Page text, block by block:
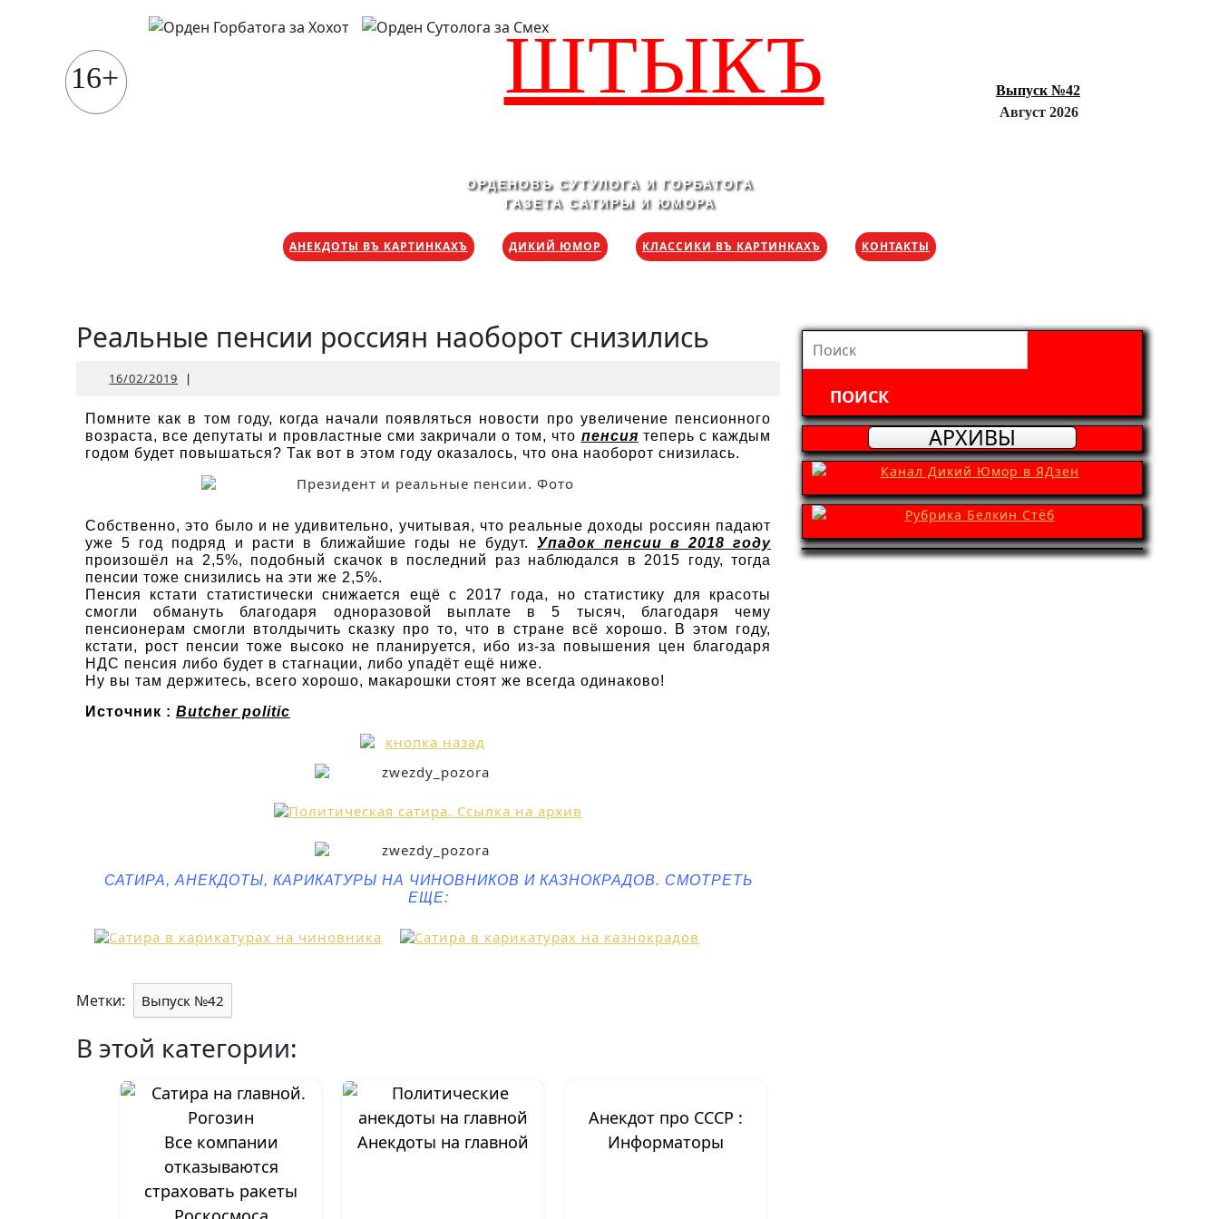
содержимому
16+ ШТЫКЪ
Выпуск №42
Август 2026
ОРДЕНОВЪ СУТУЛОГА И ГОРБАТОГА
ГАЗЕТА САТИРЫ И ЮМОРА
АНЕКДОТЫ ВЪ КАРТИНКАХЪ ДИКИЙ ЮМОР КЛАССИКИ ВЪ КАРТИНКАХЪ КОНТАКТЫ
Реальные пенсии россиян наоборот снизились
16/02/2019 16/02/2019
|
Помните как в том году, когда начали появляться новости про увеличение пенсионного
возраста, все депутаты и провластные сми закричали о том, что пенсия теперь с каждым
годом будет повышаться? Так вот в этом году оказалось, что она наоборот снизилась.
Собственно, это было и не удивительно, учитывая, что реальные доходы россиян падают
уже 5 год подряд и расти в ближайшие годы не будут.Упадок пенсии в 2018 году
произошёл на 2,5%, подобный скачок в последний раз наблюдался в 2015 году, тогда
пенсии тоже снизились на эти же 2,5%.
Пенсия кстати статистически снижается ещё с 2017 года, но статистику для красоты
смогли обмануть благодаря одноразовой выплате в 5 тысяч, благодаря чему
пенсионерам смогли втолдычить сказку про то, что в стране всё хорошо. В этом году,
кстати, рост пенсии тоже высоко не планируется, ибо из-за повышения цен благодаря
НДС пенсия либо будет в стагнации, либо упадёт ещё ниже.
Ну вы там держитесь, всего хорошо, макарошки стоят же всегда одинаково!
Источник : Butcher politic
САТИРА, АНЕКДОТЫ, КАРИКАТУРЫ НА ЧИНОВНИКОВ И КАЗНОКРАДОВ. СМОТРЕТЬ
ЕЩЕ:
Метки: Выпуск №42
В этой категории:
Все компании
отказываются
страховать ракеты
Анекдоты на главной
Анекдот про СССР :
Информаторы
Найти:
АРХИВЫ